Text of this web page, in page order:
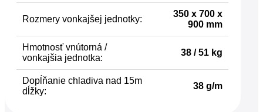
Rozmery vonkajšej jednotky:
350 x 700 x
900 mm
Hmotnosť vnútorná /
vonkajšia jednotka:
38 / 51 kg
Dopĺňanie chladiva nad 15m
dĺžky:
38 g/m